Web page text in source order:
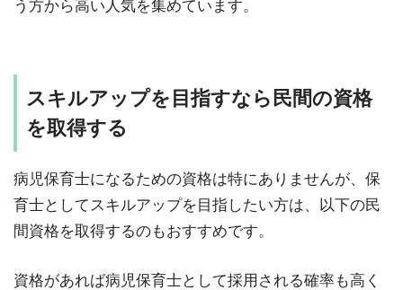
う方から高い人気を集めています。
スキルアップを目指すなら民間の資格
を取得する
病児保育士になるための資格は特にありませんが、保
育士としてスキルアップを目指したい方は、以下の民
間資格を取得するのもおすすめです。
資格があれば病児保育士として採用される確率も高く